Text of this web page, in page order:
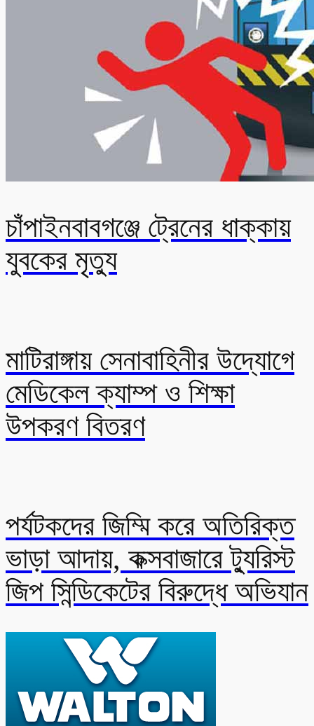
চাঁপাইনবাবগঞ্জে ট্রেনের ধাক্কায়
যুবকের মৃত্যু
মাটিরাঙ্গায় সেনাবাহিনীর উদ্যোগে
মেডিকেল ক্যাম্প ও শিক্ষা
উপকরণ বিতরণ
পর্যটকদের জিম্মি করে অতিরিক্ত
ভাড়া আদায়, কক্সবাজারে ট্যুরিস্ট
জিপ সিন্ডিকেটের বিরুদ্ধে অভিযান